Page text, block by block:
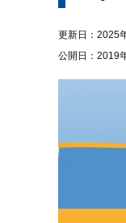
更新日：2025
公開日：2019